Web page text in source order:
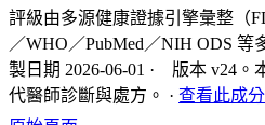
評級由多源健康證據引擎彙整（
／WHO／PubMed／NIH ODS
製日期 2026-06-01 · 版本 v24。
代醫師診斷與處方。 · 查看此成